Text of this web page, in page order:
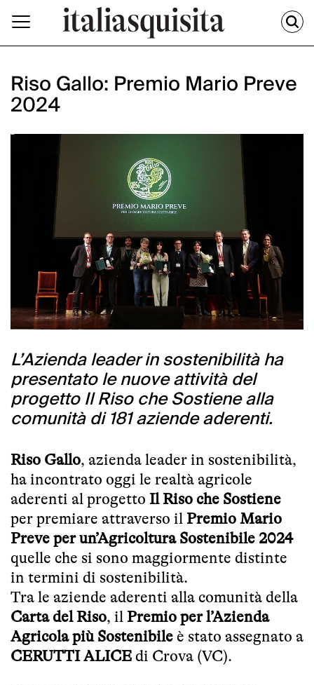
Riso Gallo: Premio Mario Preve
2024
L’Azienda leader in sostenibilità ha
presentato le nuove attività del
progetto Il Riso che Sostiene alla
comunità di 181 aziende aderenti.
Riso Gallo, azienda leader in sostenibilità,
ha incontrato oggi le realtà agricole
aderenti al progetto Il Riso che Sostiene
per premiare attraverso il Premio Mario
Preve per un’Agricoltura Sostenibile 2024
quelle che si sono maggiormente distinte
in termini di sostenibilità.
Tra le aziende aderenti alla comunità della
Carta del Riso, il Premio per l’Azienda
Agricola più Sostenibile è stato assegnato a
CERUTTI ALICE di Crova (VC).